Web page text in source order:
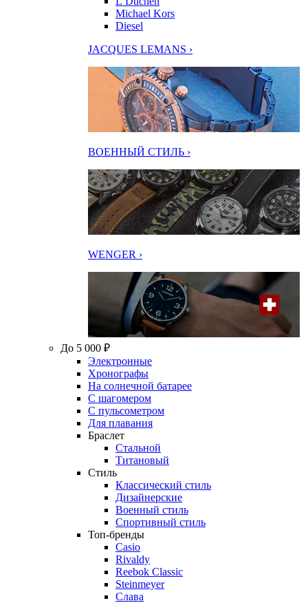
Michael Kors
Diesel
JACQUES LEMANS ›
ВОЕННЫЙ СТИЛЬ ›
WENGER ›
До 5 000 ₽
Электронные
Хронографы
На солнечной батарее
С шагомером
С пульсометром
Для плавания
Браслет
Стальной
Титановый
Стиль
Классический стиль
Дизайнерские
Военный стиль
Спортивный стиль
Топ-бренды
Casio
Rivaldy
Reebok Classic
Steinmeyer
Слава